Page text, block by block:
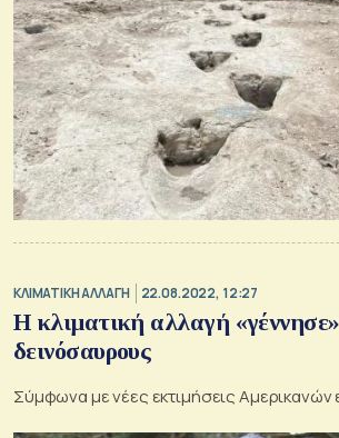
ΚΛΙΜΑΤΙΚΗ ΑΛΛΑΓΗ 22.08.2022, 12:27
Η κλιματική αλλαγή
δεινόσαυρους
Σύμφωνα με νέες εκτιμήσεις